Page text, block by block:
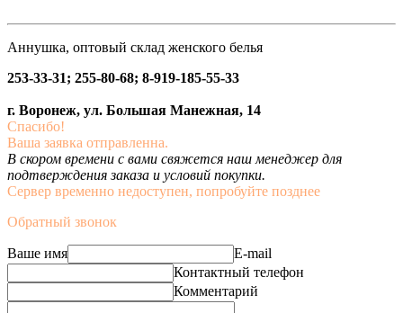
Аннушка, оптовый склад женского белья
253-33-31; 255-80-68; 8-919-185-55-33
г. Воронеж, ул. Большая Манежная, 14
Спасибо!
Ваша заявка отправленна.
В скором времени с вами свяжется наш менеджер для
подтверждения заказа и условий покупки.
Сервер временно недоступен, попробуйте позднее
Обратный звонок
Ваше имя
E-mail
Контактный телефон
Комментарий